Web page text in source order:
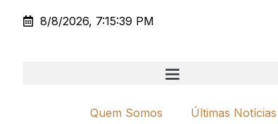
8/8/2026, 7:15:39 PM
Quem Somos Últimas Notícias